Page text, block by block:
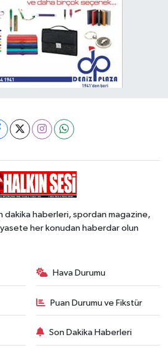
dakika haberleri, spordan magazine,
her konudan haberdar olun
Hava Durumu
Puan Durumu ve Fikstür
Son Dakika Haberleri